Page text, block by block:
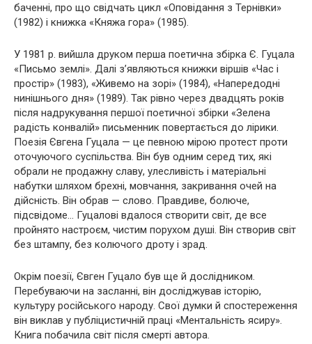
баченні, про що свідчать цикл «Оповідання з Тернівки»
(1982) і книжка «Княжа гора» (1985).
У 1981 р. вийшла друком перша поетична збірка Є. Гуцала
«Письмо землі». Далі з’являються книжки віршів «Час і
простір» (1983), «Живемо на зорі» (1984), «Напередодні
нинішнього дня» (1989). Так рівно через двадцять років
після надрукування першої поетичної збірки «Зелена
радість конвалій» письменник повертається до лірики.
Поезія Євгена Гуцала — це певною мірою протест проти
оточуючого суспільства. Він був одним серед тих, які
обрали не продажну славу, улесливість і матеріальні
набутки шляхом брехні, мовчання, закривання очей на
дійсність. Він обрав — слово. Правдиве, болюче,
підсвідоме… Гуцалові вдалося створити світ, де все
пройнято настроєм, чистим порухом душі. Він створив світ
без штампу, без колючого дроту і зрад.
Окрім поезії, Євген Гуцало був ще й дослідником.
Перебуваючи на засланні, він досліджував історію,
культуру російського народу. Свої думки й спостереження
він виклав у публіцистичній праці «Ментальність ясиру».
Книга побачила світ після смерті автора.